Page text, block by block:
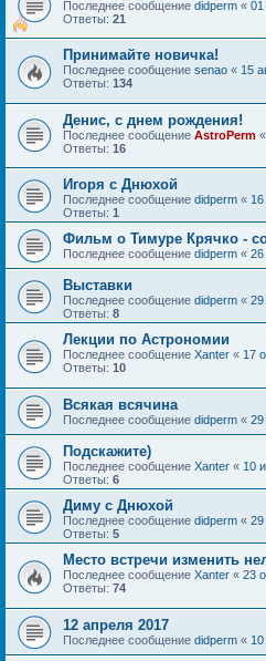
Последнее сообщение didperm « 01
Ответы: 21
Принимайте новичка!
Последнее сообщение senao « 15
Ответы: 134
Денис, с днем рождения!
Последнее сообщение AstroPerm «
Ответы: 16
Игоря с Днюхой
Последнее сообщение didperm « 16
Ответы: 1
Фильм о Тимуре Крячко -
Последнее сообщение didperm « 26
Выставки
Последнее сообщение didperm « 29
Ответы: 8
Лекции по Астрономии
Последнее сообщение Xanter « 17
Ответы: 10
Всякая всячина
Последнее сообщение didperm « 29
Подскажите)
Последнее сообщение Xanter « 10
Ответы: 6
Диму с Днюхой
Последнее сообщение didperm « 29
Ответы: 5
Место встречи изменить
Последнее сообщение Xanter « 23
Ответы: 74
12 апреля 2017
Последнее сообщение didperm «